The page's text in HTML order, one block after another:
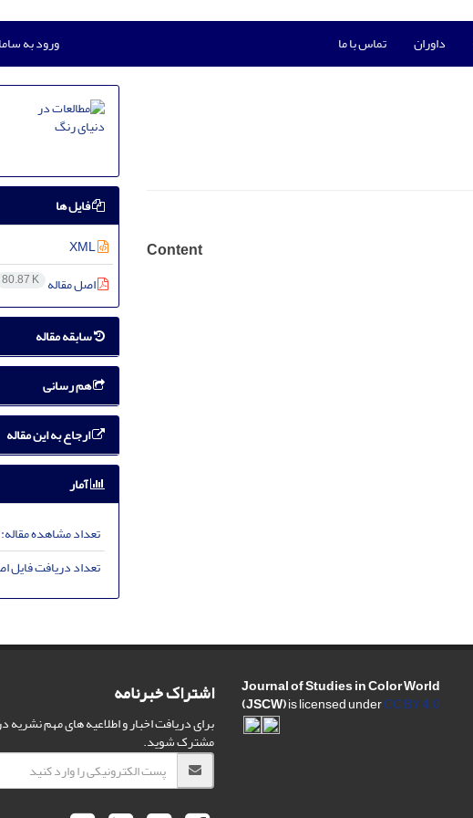
داوران تماس با ما ورود به
Content
فایل ها
XML
اصل مقاله 80.87 K
سابقه مقاله
هم رسانی
ارجاع به این مقاله
آمار
تعداد مشاهده مقاله:
تعداد دریافت فایل
Journal of Studies in Color World
(JSCW)is licensed underCC BY 4.0 اشتراک خبرنامه
برای دریافت اخبار و اطلاعیه های مهم نشریه
مشترک شوید.